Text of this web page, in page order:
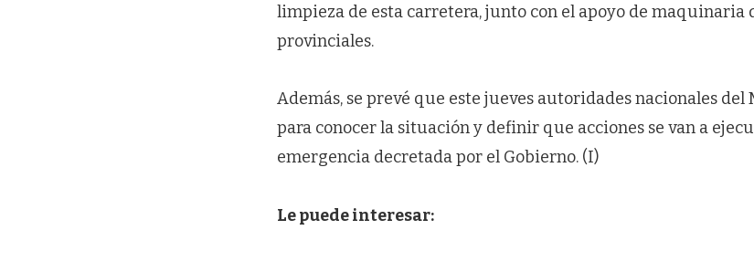
limpieza de esta carretera, junto con el apoyo de maquinaria
provinciales.
Además, se prevé que este jueves autoridades nacionales
para conocer la situación y definir que acciones se van a
emergencia decretada por el Gobierno. (I)
Le puede interesar: